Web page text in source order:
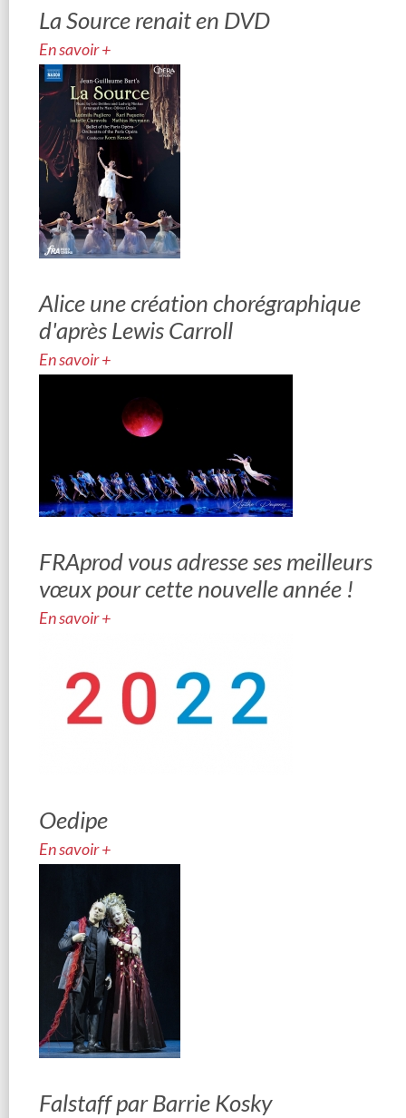
La Source renait en DVD
En savoir +
Alice une création chorégraphique
d'après Lewis Carroll
En savoir +
FRAprod vous adresse ses meilleurs
vœux pour cette nouvelle année !
En savoir +
Oedipe
En savoir +
Falstaff par Barrie Kosky